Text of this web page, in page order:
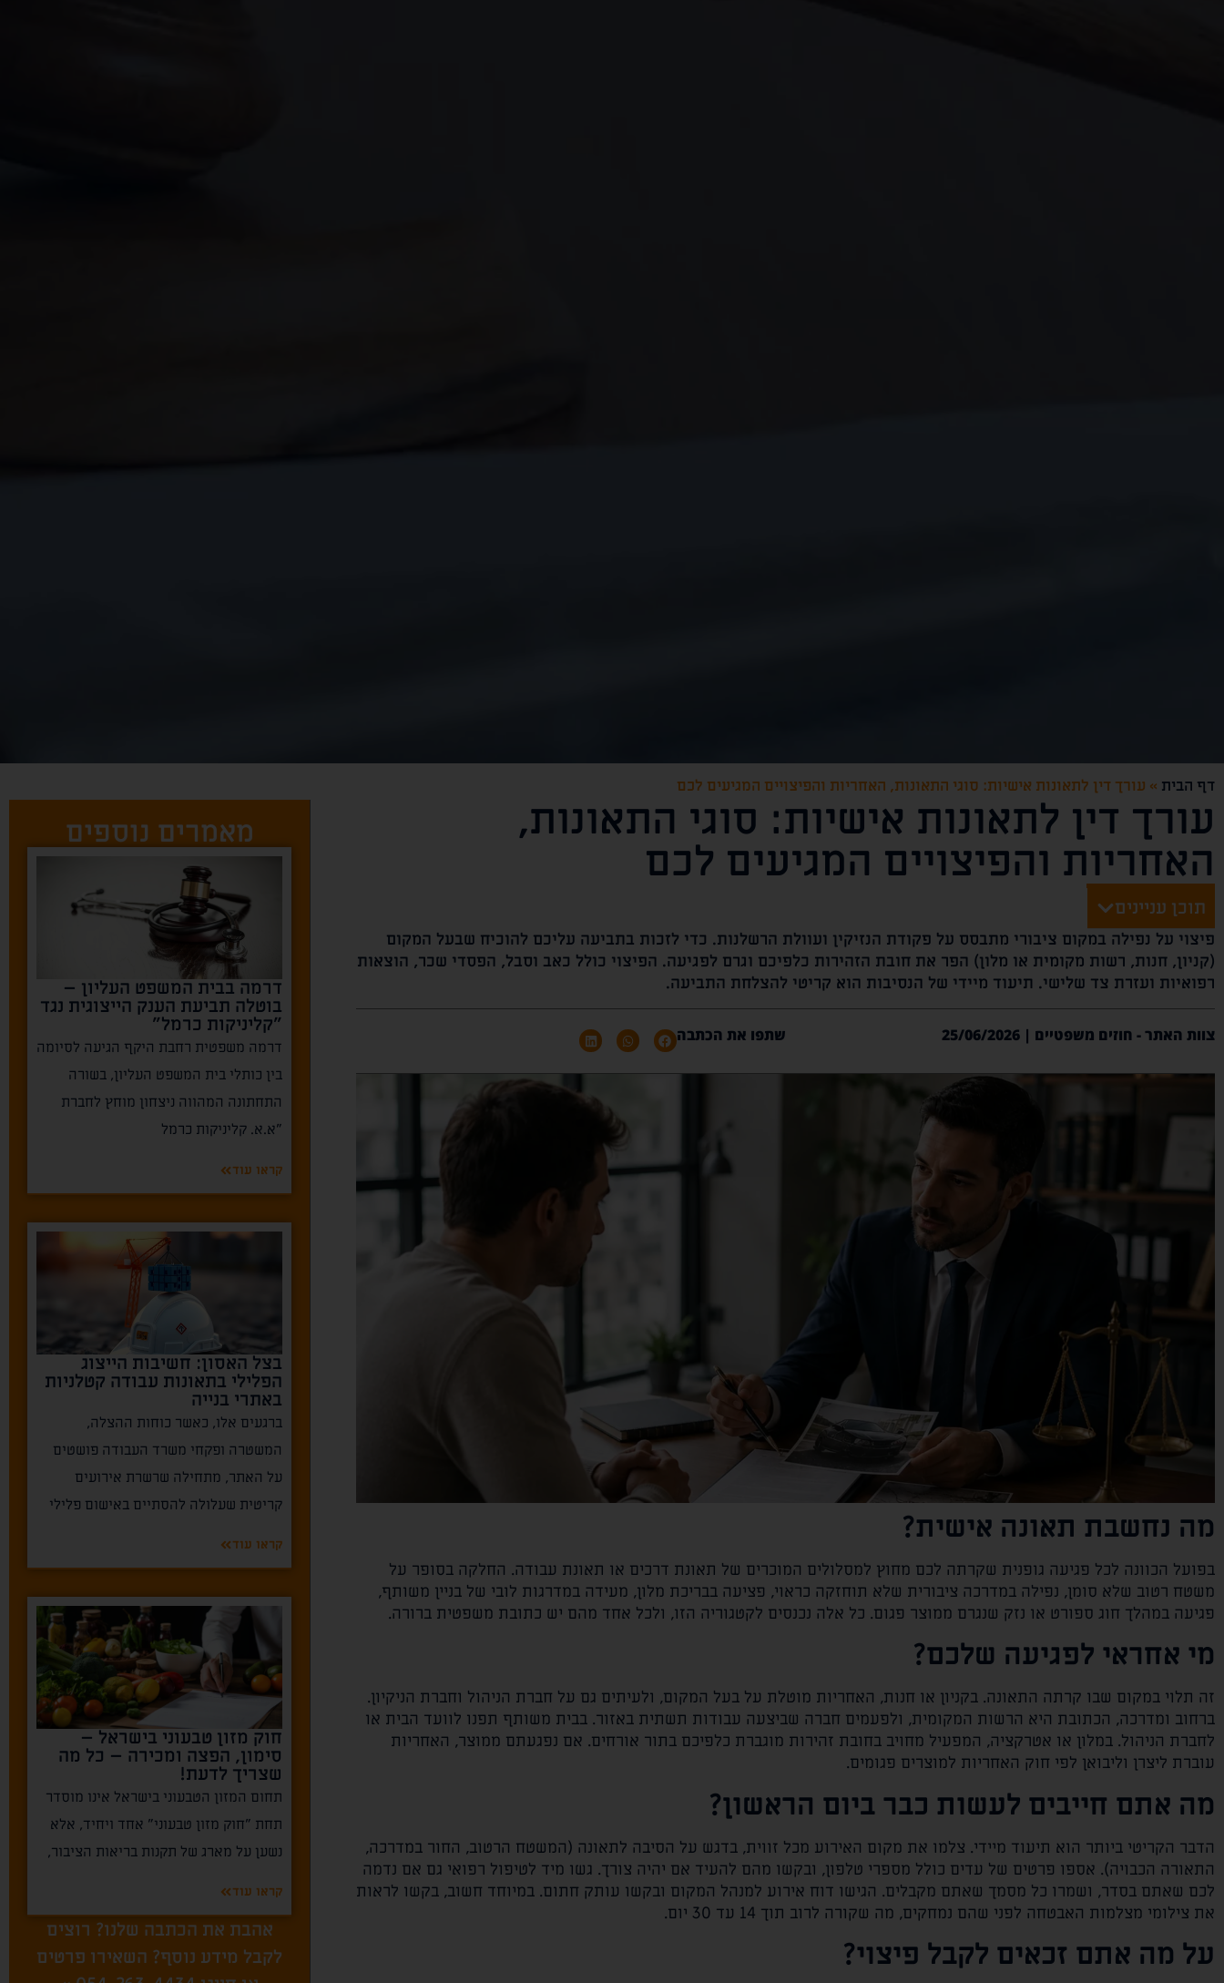
דף הבית » עורך דין לתאונות אישיות: סוגי התאונות, האחריות והפיצויים המגיעים לכם
עורך דין לתאונות אישיות: סוגי התאונות,
האחריות והפיצויים המגיעים לכם
תוכן עניינים
פיצוי על נפילה במקום ציבורי מתבסס על פקודת הנזיקין ועוולת הרשלנות. כדי לזכות בתביעה עליכם להוכיח שבעל המקום
(קניון, חנות, רשות מקומית או מלון) הפר את חובת הזהירות כלפיכם וגרם לפגיעה. הפיצוי כולל כאב וסבל, הפסדי שכר, הוצאות
רפואיות ועזרת צד שלישי. תיעוד מיידי של הנסיבות הוא קריטי להצלחת התביעה.
צוות האתר - חוזים משפטיים | 25/06/2026 שתפו את הכתבה
מה נחשבת תאונה אישית?
בפועל הכוונה לכל פגיעה גופנית שקרתה לכם מחוץ למסלולים המוכרים של תאונת דרכים או תאונת עבודה. החלקה בסופר על
משטח רטוב שלא סומן, נפילה במדרכה ציבורית שלא תוחזקה כראוי, פציעה בבריכת מלון, מעידה במדרגות לובי של בניין משותף,
פגיעה במהלך חוג ספורט או נזק שנגרם ממוצר פגום. כל אלה נכנסים לקטגוריה הזו, ולכל אחד מהם יש כתובת משפטית ברורה.
מי אחראי לפגיעה שלכם?
זה תלוי במקום שבו קרתה התאונה. בקניון או חנות, האחריות מוטלת על בעל המקום, ולעיתים גם על חברת הניהול וחברת הניקיון.
ברחוב ומדרכה, הכתובת היא הרשות המקומית, ולפעמים חברה שביצעה עבודות תשתית באזור. בבית משותף תפנו לוועד הבית או
לחברת הניהול. במלון או אטרקציה, המפעיל מחויב בחובת זהירות מוגברת כלפיכם בתור אורחים. אם נפגעתם ממוצר, האחריות
עוברת ליצרן וליבואן לפי חוק האחריות למוצרים פגומים.
מה אתם חייבים לעשות כבר ביום הראשון?
הדבר הקריטי ביותר הוא תיעוד מיידי. צלמו את מקום האירוע מכל זווית, בדגש על הסיבה לתאונה (המשטח הרטוב, החור במדרכה,
התאורה הכבויה). אספו פרטים של עדים כולל מספרי טלפון, ובקשו מהם להעיד אם יהיה צורך. גשו מיד לטיפול רפואי גם אם נדמה
לכם שאתם בסדר, ושמרו כל מסמך שאתם מקבלים. הגישו דוח אירוע למנהל המקום ובקשו עותק חתום. במיוחד חשוב, בקשו לראות
את צילומי מצלמות האבטחה לפני שהם נמחקים, מה שקורה לרוב תוך 14 עד 30 יום.
על מה אתם זכאים לקבל פיצוי?
מאמרים נוספים
דרמה בבית המשפט העליון –
בוטלה תביעת הענק הייצוגית נגד
"קליניקות כרמל"
דרמה משפטית רחבת היקף הגיעה לסיומה
בין כותלי בית המשפט העליון, בשורה
התחתונה המהווה ניצחון מוחץ לחברת
"א.א. קליניקות כרמל
קראו עוד
בצל האסון: חשיבות הייצוג
הפלילי בתאונות עבודה קטלניות
באתרי בנייה
ברגעים אלו, כאשר כוחות ההצלה,
המשטרה ופקחי משרד העבודה פושטים
על האתר, מתחילה שרשרת אירועים
קריטית שעלולה להסתיים באישום פלילי
קראו עוד
חוק מזון טבעוני בישראל –
סימון, הפצה ומכירה – כל מה
שצריך לדעת!
תחום המזון הטבעוני בישראל אינו מוסדר
תחת "חוק מזון טבעוני" אחד ויחיד, אלא
נשען על מארג של תקנות בריאות הציבור,
קראו עוד
אהבת את הכתבה שלנו? רוצים
לקבל מידע נוסף? השאירו פרטים